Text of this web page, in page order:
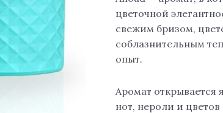
цветочной
свежим бризом,
соблазнительным
опыт.
Аромат
нот, нероли и